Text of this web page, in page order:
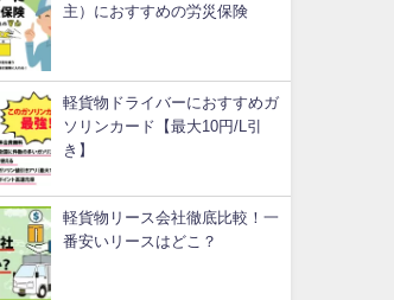
主）におすすめの労災保険
軽貨物ドライバーにおすすめガ
ソリンカード【最大10円/L引
き】
軽貨物リース会社徹底比較！一
番安いリースはどこ？